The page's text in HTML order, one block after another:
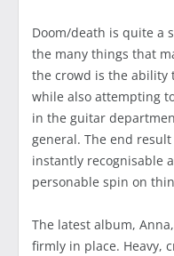
Doom/death is quite a
the many things that
the crowd is the ability
while also attempting
in the guitar
general. The end
instantly recognisable
personable spin on
The latest album,
firmly in place. Heavy,